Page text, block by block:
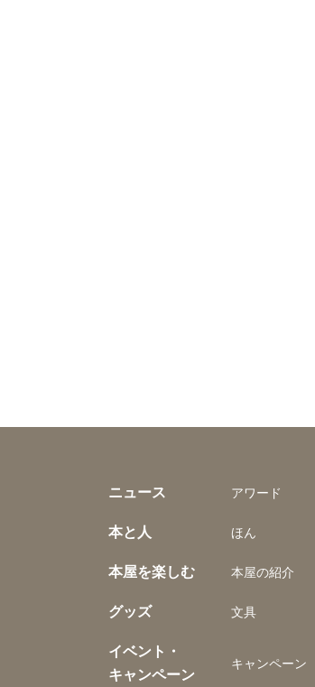
ニュース アワード
本と人 ほん
本屋を楽しむ 本屋の紹介
グッズ 文具
イベント・
キャンペーン
キャンペーン